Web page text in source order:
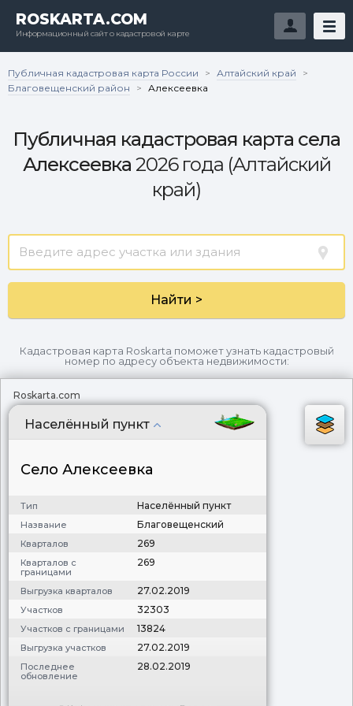
ROSKARTA.COM
Информационный сайт о кадастровой карте
Публичная кадастровая карта России > Алтайский край
>
Благовещенский район
> Алексеевка
Публичная кадастровая карта села
Алексеевка 2026 года (Алтайский
край)
Найти >
Кадастровая карта Roskarta поможет узнать кадастровый
номер по адресу объекта недвижимости:
Roskarta.com
Населённый пункт
Село Алексеевка
Тип Населённый пункт
Название Благовещенский
Кварталов 269
Кварталов с
границами
269
Выгрузка кварталов 27.02.2019
Участков 32303
Участков с границами 13824
Выгрузка участков 27.02.2019
Последнее
обновление
28.02.2019